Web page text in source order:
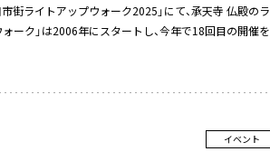
市街ライトアップウォーク2025」にて、承天寺 仏殿のラ
ーク」は2006年にスタートし、今年で18回目の開催を
イベント